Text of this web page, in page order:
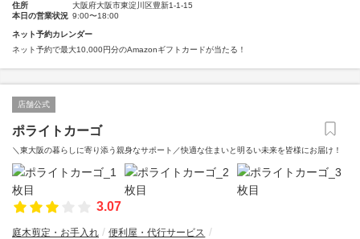
住所
大阪府大阪市東淀川区豊新1-1-15
本日の営業状況 9:00〜18:00
ネット予約カレンダー
ネット予約で最大10,000円分のAmazonギフトカードが当たる！
店舗公式
ポライトカーゴ
＼東大阪の暮らしに寄り添う親身なサポート／快適な住まいと明るい未来を皆様にお届け！
3.07
庭木剪定・お手入れ
便利屋・代行サービス